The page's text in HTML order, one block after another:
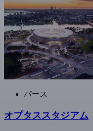
パース
オプタススタジアム